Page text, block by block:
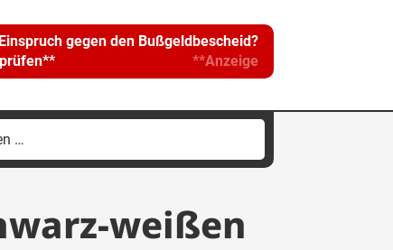
gegen den Bußgeldbescheid?
**Anzeige
weißen